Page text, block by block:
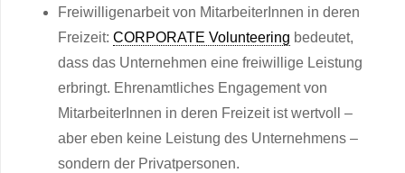
Freiwilligenarbeit von MitarbeiterInnen in deren
Freizeit: CORPORATE Volunteering bedeutet,
dass das Unternehmen eine freiwillige Leistung
erbringt. Ehrenamtliches Engagement von
MitarbeiterInnen in deren Freizeit ist wertvoll –
aber eben keine Leistung des Unternehmens –
sondern der Privatpersonen.